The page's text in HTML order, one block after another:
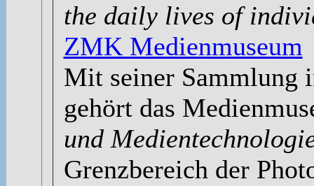
the daily lives of
ZMK Medienmuseum
Mit seiner Sammlung
gehört das
und
Grenzbereich der